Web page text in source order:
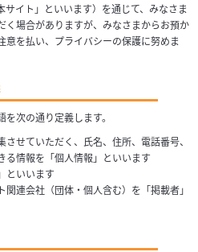
サイト」といいます）を通じて、みなさま
く場合がありますが、みなさまからお預か
意を払い、プライバシーの保護に努めま
次の通り定義します。
せていただく、氏名、住所、電話番号、
る情報を「個人情報」といいます
といいます
連会社（団体・個人含む）を「掲載者」